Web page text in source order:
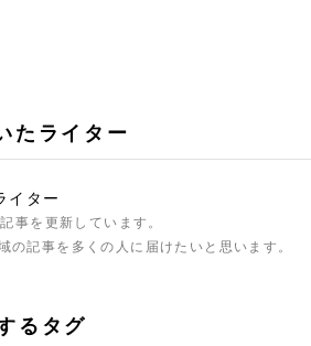
たライター
イター
事を更新しています。
の記事を多くの人に届けたいと思います。
るタグ